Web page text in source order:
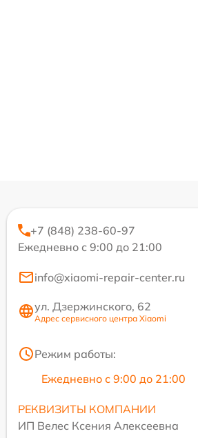
+7 (848) 238-60-97
Ежедневно с 9:00 до 21:00
info@xiaomi-repair-center.ru
ул. Дзержинского, 62
Адрес сервисного центра Xiaomi
Режим работы:
Ежедневно с 9:00 до 21:00
РЕКВИЗИТЫ КОМПАНИИ
ИП Велес Ксения Алексеевна